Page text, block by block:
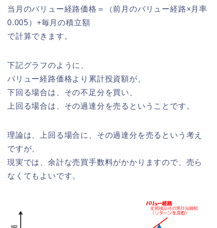
当月のバリュー経路価格＝（前月のバリュー経路×月率
0.005）+毎月の積立額
で計算できます。
下記グラフのように、
バリュー経路価格より累計投資額が、
下回る場合は、その不足分を買い、
上回る場合は、その過達分を売るということです。
理論は、上回る場合に、その過達分を売るという考え
ですが、
現実では、余計な売買手数料がかかりますので、売ら
なくてもよいです。